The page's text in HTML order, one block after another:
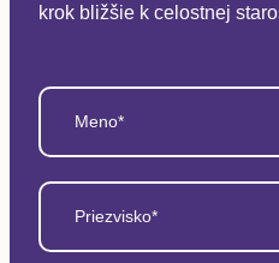
krok bližšie k celostnej
Meno*
Priezvisko*